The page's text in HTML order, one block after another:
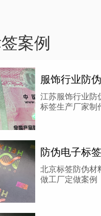
案例
江苏服饰行业防
标签生产厂家制
北京标签防伪材
做工厂定做案例